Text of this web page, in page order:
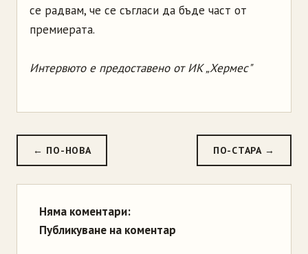
се радвам, че се съгласи да бъде част от
премиерата.
Интервюто е предоставено от ИК „Хермес"
← ПО-НОВА ПО-СТАРА →
Няма коментари:
Публикуване на коментар